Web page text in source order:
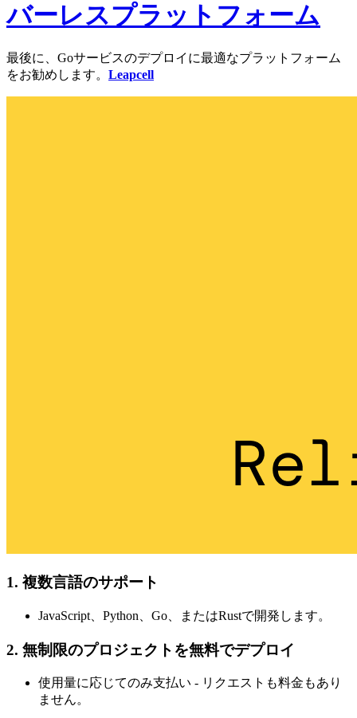
バーレスプラットフォーム
最後に、Goサービスのデプロイに最適なプラットフォーム
をお勧めします。 Leapcell
1. 複数言語のサポート
JavaScript、Python、Go、またはRustで開発します。
2. 無制限のプロジェクトを無料でデプロイ
使用量に応じてのみ支払い - リクエストも料金もあり
ません。